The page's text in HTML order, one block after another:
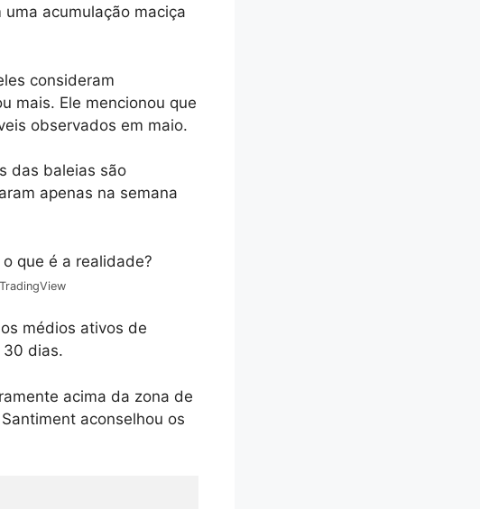
acumulação maciça
consideram
mais. Ele mencionou que
observados em maio.
das baleias são
apenas na semana
médios ativos de
30 dias.
acima da zona de
aconselhou os